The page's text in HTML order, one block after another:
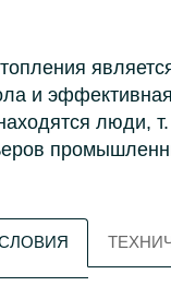
и
люди,